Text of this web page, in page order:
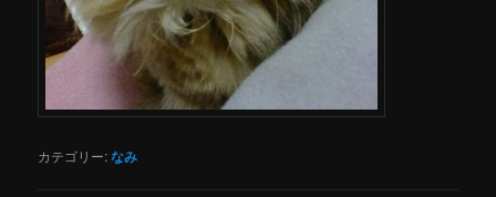
カテゴリー:なみ